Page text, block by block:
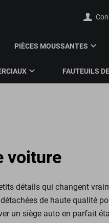
PIÈCES MOUSSANTES
FAUTEUILS
voiture
détails qui changent
de haute qualité
un siège auto en parfait